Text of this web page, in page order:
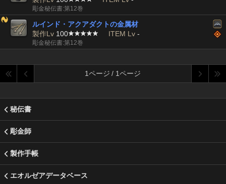
彫金秘伝書:第12巻
ルインド・アクアダクトの金属材
製作Lv 100 ITEM Lv -
彫金秘伝書:第12巻
1ページ / 1ページ
秘伝書
彫金師
製作手帳
エオルゼアデータベース